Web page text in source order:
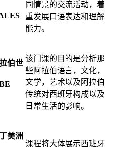
同情景的交流活动，着
重发展口语表达和理解
能力。
伯世
该门课的目的是分析那
些阿拉伯语言，文化，
文学，艺术以及阿拉伯
传统对西班牙构成以及
日常生活的影响。
美洲
课程将大体展示西班牙